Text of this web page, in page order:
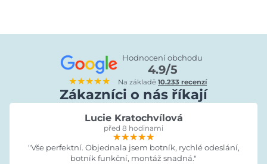
★★★★★
Hodnocení obchodu
4.9/5
Na základě10.233 recenzí
Zákazníci o nás říkají
Lucie Kratochvílová
před 8 hodinami
★★★★★
★★★★★
★★★★★
"Vše perfektní. Objednala jsem botník, rychlé odeslání,
botník funkční, montáž snadná."